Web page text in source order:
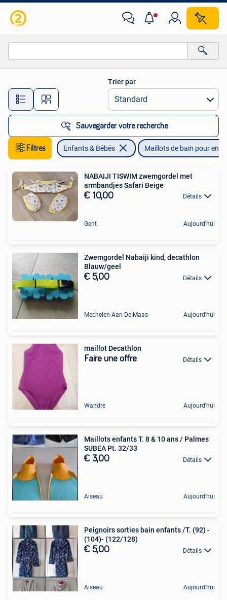
Toutes les distances…
Trier par
Sauvegarder votre recherche
Filtres Enfants & Bébés Maillots de bain pour
NABAIJI TISWIM zwemgordel met
armbandjes Safari Beige
€ 10,00 Détails
Gent Aujourd'hui
Zwemgordel Nabaiji kind, decathlon
Blauw/geel
€ 5,00 Détails
Mechelen-Aan-De-Maas Aujourd'hui
maillot Decathlon
Faire une offre Détails
Wandre Aujourd'hui
Maillots enfants T. 8 & 10 ans / Palmes
SUBEA Pt. 32/33
€ 3,00 Détails
Aiseau Aujourd'hui
Peignoirs sorties bain enfants /T. (92) -
(104)- (122/128)
€ 5,00 Détails
Aiseau Aujourd'hui